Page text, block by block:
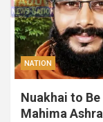
NATION
Nuakhai to
Mahima